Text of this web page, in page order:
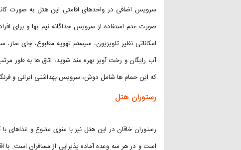
امکاناتی نظیر تلویزیون، سیستم تهویه مطبوع، چای‌ ساز،
آب رایگان و رخت آویز بهره مند شوید، اتاق ها به طور
که این حمام ها شامل دوش، سرویس بهداشتی ایرانی و
رستوران هتل
است و در هر سه وعده آماده پذیرایی از مسافران است.